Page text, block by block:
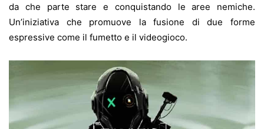
da che parte stare e conquistando le aree nemiche.
Un’iniziativa che promuove la fusione di due forme
espressive come il fumetto e il videogioco.